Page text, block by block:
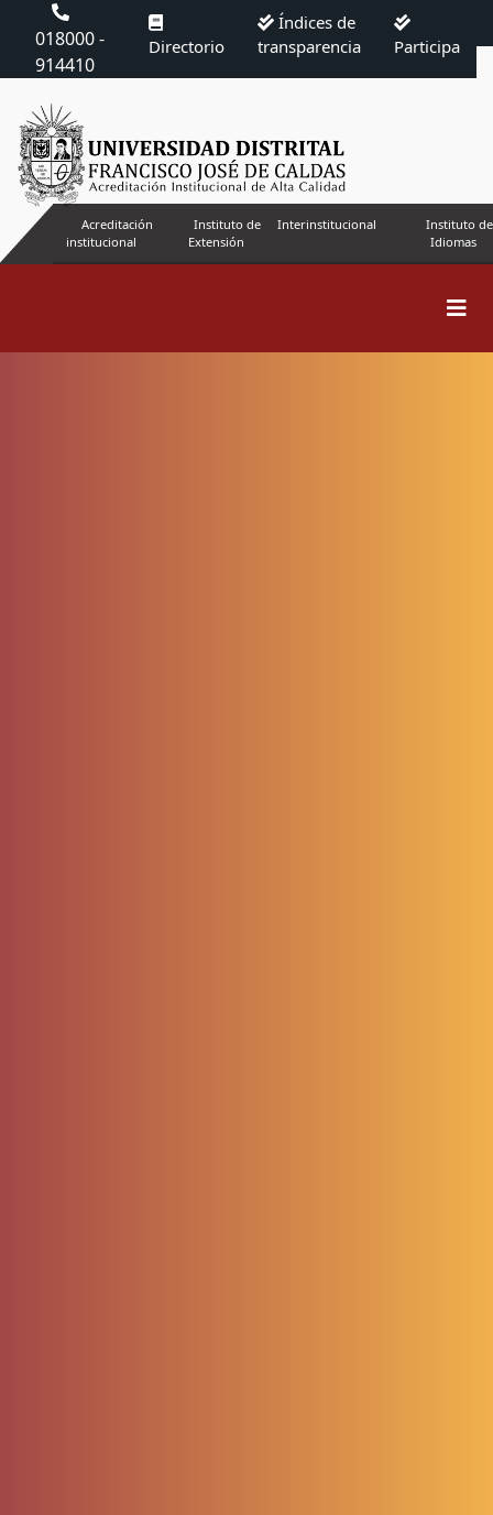
018000 -
914410
Directorio
Índices de
transparencia
Participa
Acreditación
institucional
Instituto de
Extensión
Interinstitucional
Instituto de
Idiomas